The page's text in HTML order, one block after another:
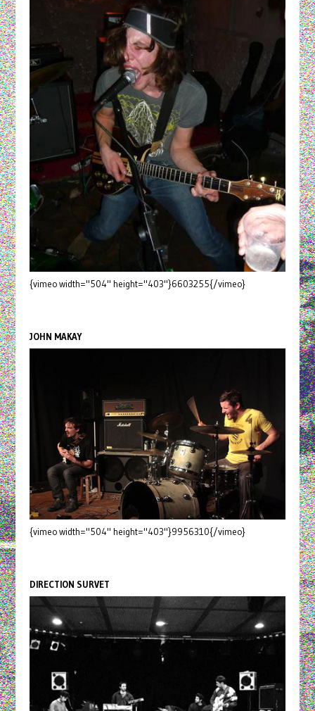
{vimeo width="504" height="403"}6603255{/vimeo}
JOHN MAKAY
{vimeo width="504" height="403"}9956310{/vimeo}
DIRECTION SURVET